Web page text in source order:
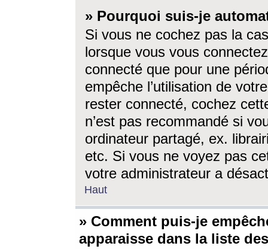
» Pourquoi suis-je
Si vous ne cochez pas la
lorsque vous vous
connecté que pour une
empêche l’utilisation de
rester connecté, cochez
n’est pas recommandé si
ordinateur partagé, ex.
etc. Si vous ne voyez pas
votre administrateur a
Haut
» Comment puis-je
apparaisse dans la liste